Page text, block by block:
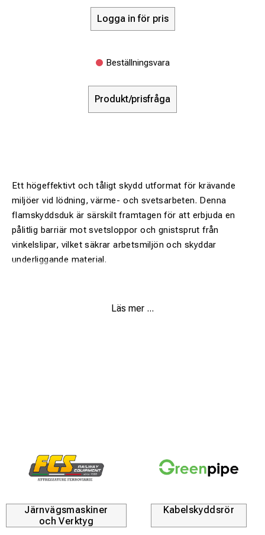
Logga in för pris
Beställningsvara
Produkt/prisfråga
Ett högeffektivt och tåligt skydd utformat för krävande
miljöer vid lödning, värme- och svetsarbeten. Denna
flamskyddsduk är särskilt framtagen för att erbjuda en
pålitlig barriär mot svetsloppor och gnistsprut från
vinkelslipar, vilket säkrar arbetsmiljön och skyddar
underliggande material.
Hälsosäkert material:
Tillverkad av helt asbestfritt och
giftfritt material för en trygg och miljövänlig arbetsplats.
Robust barriär:Ett optimalt val för att täcka känslig
utrustning eller inredning som riskerar att skadas av
Läs mer ...
Järnvägsmaskiner
och Verktyg
Kabelskyddsrör